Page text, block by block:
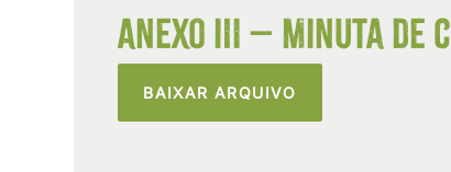
Anexo III – Minuta de
BAIXAR ARQUIVO